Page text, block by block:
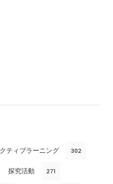
ティブラーニング 302
探究活動 271